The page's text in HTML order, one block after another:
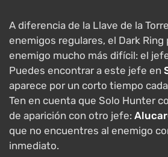
A diferencia de la Llave de la
enemigos regulares, el Dark Ring
enemigo mucho más difícil: el
Puedes encontrar a este jefe en
aparece por un corto tiempo
Ten en cuenta que Solo Hunter
de aparición con otro jefe:
que no encuentres al enemigo
inmediato.